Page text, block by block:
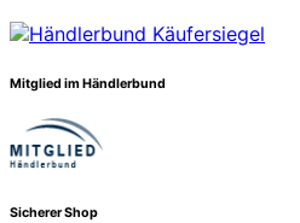
Mitglied im Händlerbund
Sicherer Shop